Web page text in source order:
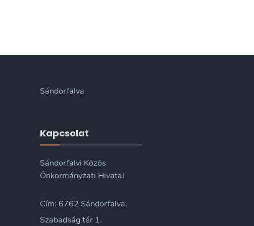
Sándorfalva
Kapcsolat
Sándorfalvi Közös
Önkormányzati Hivatal
Cím: 6762 Sándorfalva,
Szabadság tér 1.